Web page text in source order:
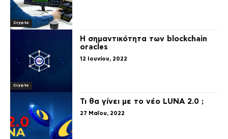
Crypto
Crypto
H σημαντικότητα των blockchain
oracles
12 Ιουνίου, 2022
Τι θα γίνει με το νέο LUNA 2.0 ;
27 Μαΐου, 2022